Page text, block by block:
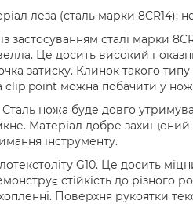
леза (сталь марки 8CR14);
застосуванням сталі марки
Це досить високий
затиску. Клинок такого типу
clip point можна побачити у
ножа буде довго
Матеріал добре захищений
інструменту.
G10. Це досить
стійкість до різного
Поверхня рукоятки